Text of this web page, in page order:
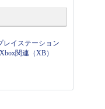
レイステーション
Xbox関連（XB）